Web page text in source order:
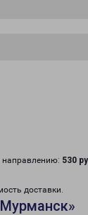
530
доставки.